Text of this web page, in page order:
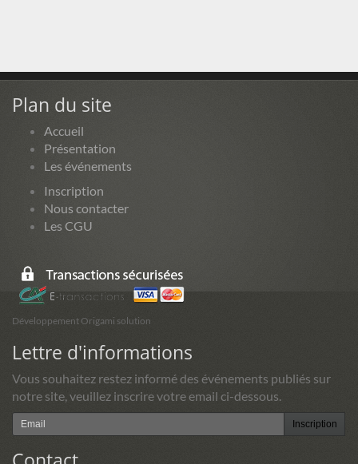
Plan du site
Accueil
Présentation
Les événements
Inscription
Nous contacter
Les CGU
Développement Origami solution
Lettre d'informations
Vous souhaitez restez informé des événements publiés sur
notre site, veuillez inscrire votre email ci-dessous.
Inscription